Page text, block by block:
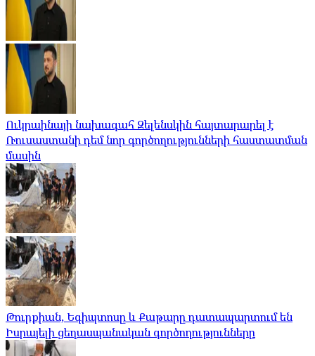
Ուկրաինայի նախագահ Զելենսկին հայտարարել է
Ռուսաստանի դեմ նոր գործողությունների հաստատման
մասին
Թուրքիան, Եգիպտոսը և Քաթարը դատապարտում են
Իսրայելի ցեղասպանական գործողությունները